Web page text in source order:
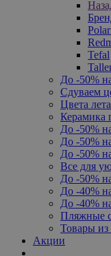
Tefal
До -50%
Сдуваем
Цвета лета
Керамика
До -50%
До -50%
До -50%
Все для
До -50%
До -40%
До -40%
Пляжные
Товары из
Акции